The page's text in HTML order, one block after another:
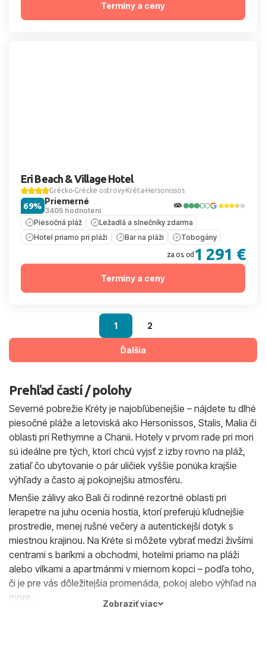
Termíny a ceny
Eri Beach & Village Hotel
Grécko Grécke ostrovy Kréta Hersonissos
Priemerné
3405 hodnotení
69%
Piesočná pláž
Ležadlá a slnečníky zdarma
Hotel priamo pri pláži
Bar na pláži Tobogány
za os. od 1 291 €
Termíny a ceny
1 2
Ďalšia
Prehľad častí / polohy
Severné pobrežie Kréty je najobľúbenejšie – nájdete tu dlhé
piesočné pláže a letoviská ako Hersonissos, Stalis, Malia či
oblasti pri Rethymne a Chanii. Hotely v prvom rade pri mori
sú ideálne pre tých, ktorí chcú vyjsť z izby rovno na pláž,
zatiaľ čo ubytovanie o pár uličiek vyššie ponúka krajšie
výhľady a často aj pokojnejšiu atmosféru.
Menšie zálivy ako Bali či rodinné rezortné oblasti pri
Ierapetre na juhu ocenia hostia, ktorí preferujú kľudnejšie
prostredie, menej rušné večery a autentickejší dotyk s
miestnou krajinou. Na Kréte si môžete vybrať medzi živšími
centrami s baríkmi a obchodmi, hotelmi priamo na pláži
alebo vilkami a apartmánmi v miernom kopci – podľa toho,
či je pre vás dôležitejšia promenáda, pokoj alebo výhľad na
more.
Zobraziť viac